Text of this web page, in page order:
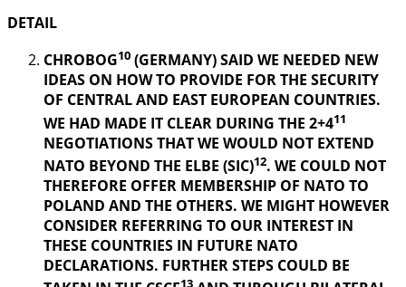
DETAIL
CHROBOG10 (GERMANY) SAID WE NEEDED NEW
IDEAS ON HOW TO PROVIDE FOR THE SECURITY
OF CENTRAL AND EAST EUROPEAN COUNTRIES.
WE HAD MADE IT CLEAR DURING THE 2+411
NEGOTIATIONS THAT WE WOULD NOT EXTEND
NATO BEYOND THE ELBE (SIC)12. WE COULD NOT
THEREFORE OFFER MEMBERSHIP OF NATO TO
POLAND AND THE OTHERS. WE MIGHT HOWEVER
CONSIDER REFERRING TO OUR INTEREST IN
THESE COUNTRIES IN FUTURE NATO
DECLARATIONS. FURTHER STEPS COULD BE
13